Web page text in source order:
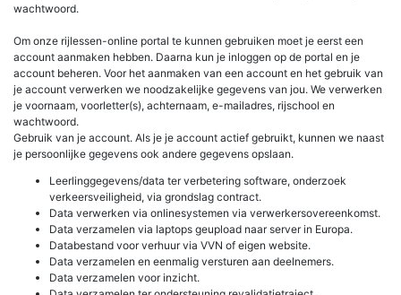
wachtwoord.
Om onze rijlessen-online portal te kunnen gebruiken moet je eerst een
account aanmaken hebben. Daarna kun je inloggen op de portal en je
account beheren. Voor het aanmaken van een account en het gebruik van
je account verwerken we noodzakelijke gegevens van jou. We verwerken
je voornaam, voorletter(s), achternaam, e-mailadres, rijschool en
wachtwoord.
Gebruik van je account. Als je je account actief gebruikt, kunnen we naast
je persoonlijke gegevens ook andere gegevens opslaan.
Leerlinggegevens/data ter verbetering software, onderzoek
verkeersveiligheid, via grondslag contract.
Data verwerken via onlinesystemen via verwerkersovereenkomst.
Data verzamelen via laptops geupload naar server in Europa.
Databestand voor verhuur via VVN of eigen website.
Data verzamelen en eenmalig versturen aan deelnemers.
Data verzamelen voor inzicht.